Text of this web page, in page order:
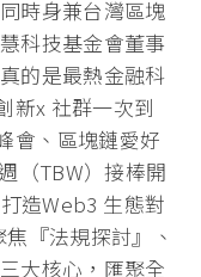
時身兼台灣區塊
科技基金會董事
的是最熱金融科
新x 社群一次到
會、區塊鏈愛好
（TBW）接棒開
造Web3 生態對
『法規探討』、
大核心，匯聚全